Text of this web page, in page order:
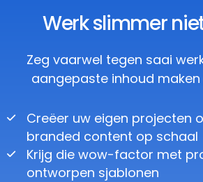
Werk slimmer
Zeg vaarwel tegen saai
aangepaste inhoud maken
Creëer uw eigen projecten
branded content op schaal
Krijg die wow-factor met
ontworpen sjablonen